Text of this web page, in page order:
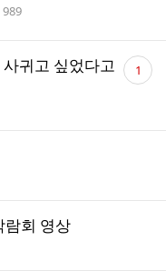
조회수
989
귀고 싶었다고
댓
글 1
람회 영상